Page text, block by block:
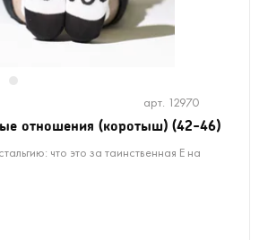
арт. 12970
отношения (коротыш) (42-46)
что это за таинственная Е на